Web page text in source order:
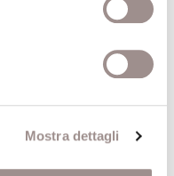
Mostra dettagli